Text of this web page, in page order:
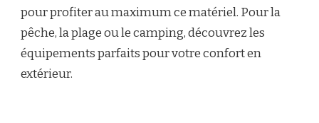
pour profiter au maximum ce matériel. Pour la
pêche, la plage ou le camping, découvrez les
équipements parfaits pour votre confort en
extérieur.